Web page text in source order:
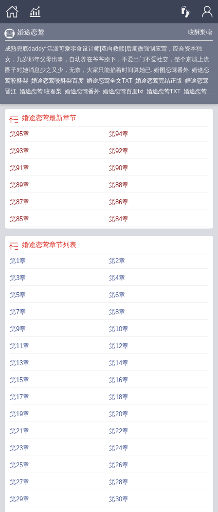
咬酥梨/著
婚途恋莺
成熟兜底daddy*活泼可爱零食设计师|双向救赎|后期微强制应莺，应合资本独
女，九岁那年父母出事，自幼养在爷爷膝下，不爱出门不爱社交，整个京城上流
圈子对她消息少之又少，无奈，大家只能掐着时间算她已..婚图恋莺番外 婚途恋
莺咬酥梨 婚途恋莺咬酥梨百度 婚途恋莺全文TXT 婚途恋莺完结正版 婚途恋莺
晋江 婚途恋莺 咬春梨 婚途恋莺番外 婚途恋莺百度txt 婚途恋莺TXT 婚途恋莺咬
途恋莺卫宴修应莺
婚途恋莺咬春梨
TXT
婚途恋莺最新章节
第95章 第94章
第93章 第92章
第91章 第90章
第89章 第88章
第87章 第86章
第85章 第84章
婚途恋莺章节列表
第1章 第2章
第3章 第4章
第5章 第6章
第7章 第8章
第9章 第10章
第11章 第12章
第13章 第14章
第15章 第16章
第17章 第18章
第19章 第20章
第21章 第22章
第23章 第24章
第25章 第26章
第27章 第28章
第29章 第30章